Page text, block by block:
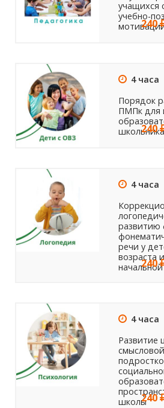
учащихся
учебно-
240
4 часа
Порядок
ПМПк для
школьника
240
4 часа
развитию
речи у
возраста
240
4 часа
Развитие
школы240